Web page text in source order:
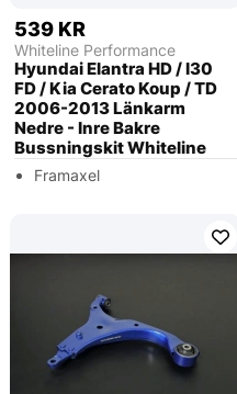
539 KR
Whiteline Performance
Hyundai Elantra HD / I30
FD / Kia Cerato Koup / TD
2006-2013 Länkarm
Nedre - Inre Bakre
Bussningskit Whiteline
Framaxel